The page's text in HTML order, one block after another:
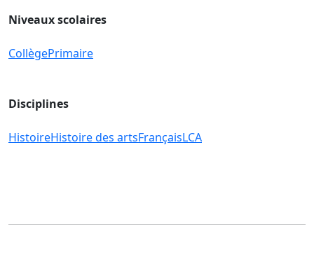
Niveaux scolaires
CollègePrimaire
Disciplines
HistoireHistoire des artsFrançaisLCA